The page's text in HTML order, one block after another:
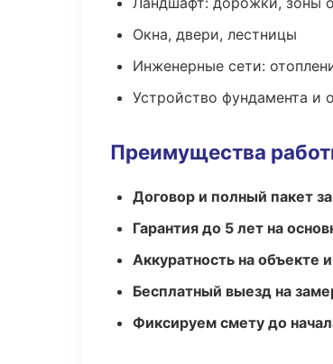
Окна, двери, лестницы
Инженерные сети:
Устройство фундамента и
Преимущества
Договор и полный пакет
Гарантия до 5 лет на
Аккуратность на объекте
Бесплатный выезд на
Фиксируем смету до